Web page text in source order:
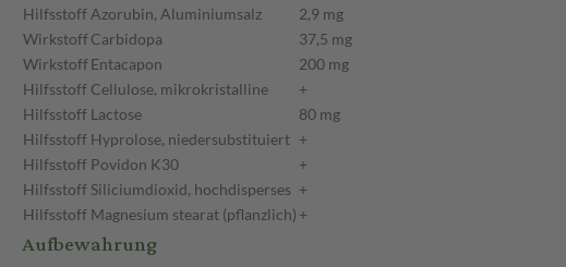
Hilfsstoff Azorubin, Aluminiumsalz
2,9 mg
WirkstoffCarbidopa
37,5 mg
WirkstoffEntacapon
200 mg
Hilfsstoff Cellulose, mikrokristalline
+
Hilfsstoff Lactose
80 mg
Hilfsstoff Hyprolose, niedersubstituiert +
Hilfsstoff Povidon K30
+
Hilfsstoff Siliciumdioxid, hochdisperses +
Hilfsstoff Magnesium stearat (pflanzlich) +
Aufbewahrung